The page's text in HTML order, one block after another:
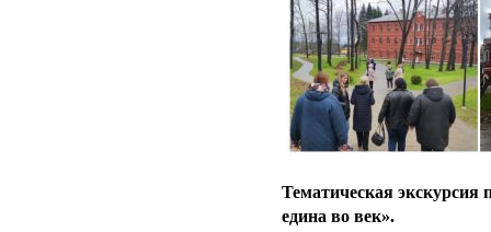
Тематическая экскурсия
едина во век».